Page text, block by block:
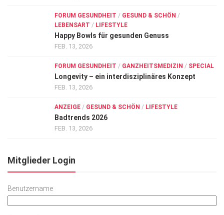
FORUM GESUNDHEIT / GESUND & SCHÖN /
LEBENSART / LIFESTYLE
Happy Bowls für gesunden Genuss
FEB. 13, 2026
FORUM GESUNDHEIT / GANZHEITSMEDIZIN / SPECIAL
Longevity – ein interdisziplinäres Konzept
FEB. 13, 2026
ANZEIGE / GESUND & SCHÖN / LIFESTYLE
Badtrends 2026
FEB. 13, 2026
Mitglieder Login
Benutzername